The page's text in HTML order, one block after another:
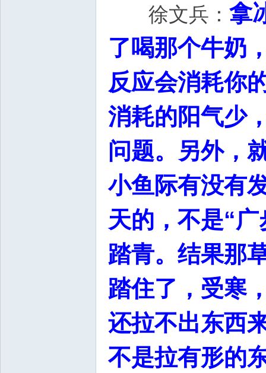
徐文兵： 拿
了喝那个牛奶
反应会消耗你
消耗的阳气少
问题。另外，
小鱼际有没有
天的，不是“
踏青。结果那
踏住了，受寒
还拉不出东西
不是拉有形的